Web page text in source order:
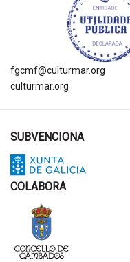
fgcmf@culturmar.org
culturmar.org
SUBVENCIONA
COLABORA